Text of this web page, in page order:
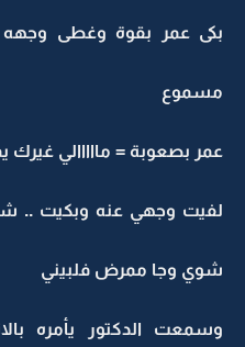
بكى عمر بقوة وغطى وجهه
مسموع
عمر بصعوبة = مااااالي غيرك
لفيت وجهي عنه وبكيت ..
شوي وجا ممرض فلبيني
وسمعت الدكتور يأمره